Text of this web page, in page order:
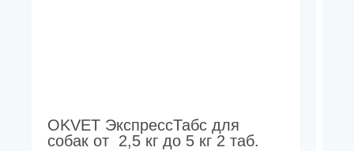
OKVET ЭкспрессТабс для
собак от 2,5 кг до 5 кг 2 таб.